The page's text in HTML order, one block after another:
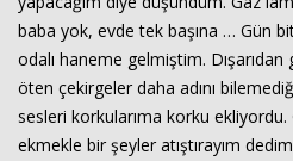
baba yok, evde tek başına … Gün
odalı haneme gelmiştim. Dışarıdan
öten çekirgeler daha adını
sesleri korkularıma korku
ekmekle bir şeyler atıştırayım